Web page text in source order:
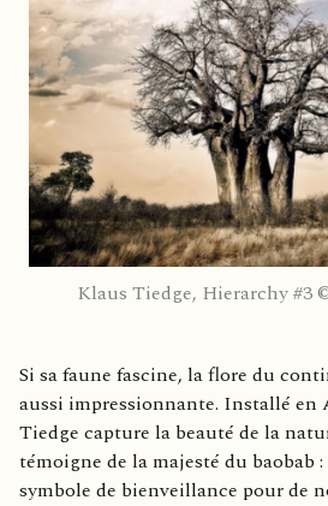
Klaus Tiedge, Hierarchy #3
Si sa faune fascine, la flore du
aussi impressionnante. Installé en
Tiedge capture la beauté de la
témoigne de la majesté du baobab
symbole de bienveillance pour de